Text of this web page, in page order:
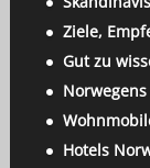
Ziele,
Gut zu
Hotels